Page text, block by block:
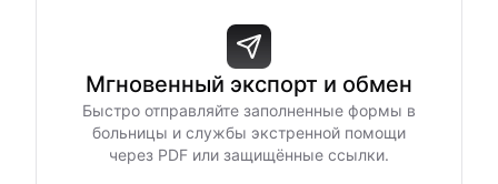
Мгновенный экспорт и обмен
Быстро отправляйте заполненные формы в
больницы и службы экстренной помощи
через PDF или защищённые ссылки.